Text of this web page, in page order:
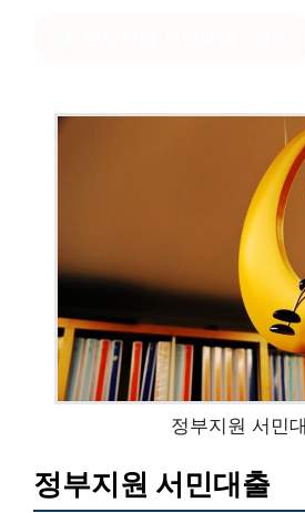
정부지원 서민
정부지원 서민대출